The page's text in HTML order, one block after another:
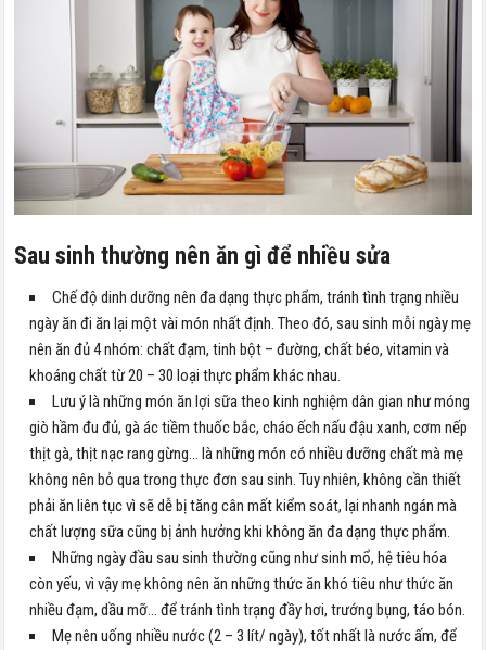
Sau sinh thường nên ăn gì để nhiều sửa
Chế độ dinh dưỡng nên đa dạng thực phẩm, tránh tình trạng nhiều
ngày ăn đi ăn lại một vài món nhất định. Theo đó, sau sinh mỗi ngày mẹ
nên ăn đủ 4 nhóm: chất đạm, tinh bột – đường, chất béo, vitamin và
khoáng chất từ 20 – 30 loại thực phẩm khác nhau.
Lưu ý là những món ăn lợi sữa theo kinh nghiệm dân gian như móng
giò hầm đu đủ, gà ác tiềm thuốc bắc, cháo ếch nấu đậu xanh, cơm nếp
thịt gà, thịt nạc rang gừng… là những món có nhiều dưỡng chất mà mẹ
không nên bỏ qua trong thực đơn sau sinh. Tuy nhiên, không cần thiết
phải ăn liên tục vì sẽ dễ bị tăng cân mất kiểm soát, lại nhanh ngán mà
chất lượng sữa cũng bị ảnh hưởng khi không ăn đa dạng thực phẩm.
Những ngày đầu sau sinh thường cũng như sinh mổ, hệ tiêu hóa
còn yếu, vì vậy mẹ không nên ăn những thức ăn khó tiêu như thức ăn
nhiều đạm, dầu mỡ… để tránh tình trạng đầy hơi, trướng bụng, táo bón.
Mẹ nên uống nhiều nước (2 – 3 lít/ ngày), tốt nhất là nước ấm, để